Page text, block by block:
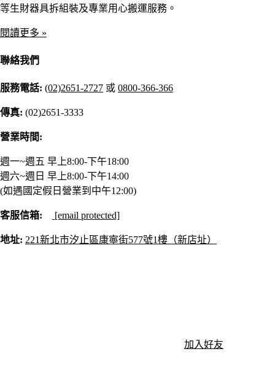
等生財器具拆組裝及專業用心搬運服務。
閱讀更多 »
聯絡我們
服務電話: (02)2651-2727 或 0800-366-366
傳真: (02)2651-3333
營業時間:
週一~週五 早上8:00-下午18:00
週六~週日 早上8:00-下午14:00
(如遇國定假日營業到中午12:00)
客服信箱: [email protected]
地址: 221新北市汐止區康寧街577號1樓（新店址）
加入好友